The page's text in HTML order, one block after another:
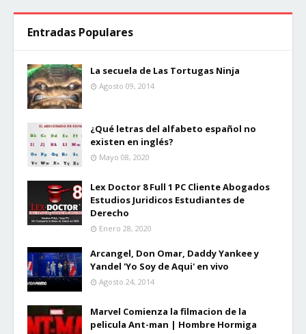
Entradas Populares
La secuela de Las Tortugas Ninja
Agosto 09, 2014
¿Qué letras del alfabeto español no
existen en inglés?
Mayo 08, 2020
Lex Doctor 8 Full 1 PC Cliente Abogados
Estudios Juridicos Estudiantes de
Derecho
Enero 28, 2020
Arcangel, Don Omar, Daddy Yankee y
Yandel 'Yo Soy de Aqui' en vivo
Agosto 24, 2014
Marvel Comienza la filmacion de la
pelicula Ant-man | Hombre Hormiga